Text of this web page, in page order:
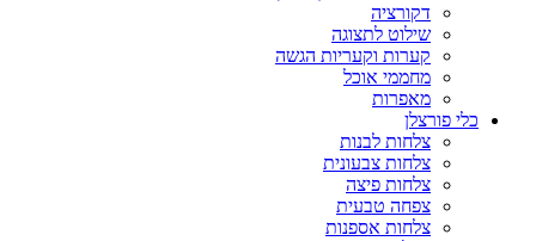
דקורציה
שילוט לתצוגה
קערות וקעריות הגשה
מחממי אוכל
מאפרות
כלי פורצלן
צלחות לבנות
צלחות צבעונית
צלחות פיצה
צפחה טבעית
צלחות אספנות